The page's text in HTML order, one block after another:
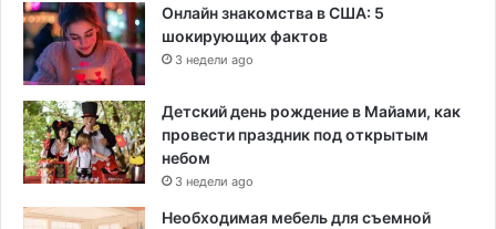
Онлайн знакомства в США: 5
шокирующих фактов
3 недели ago
Детский день рождение в Майами, как
провести праздник под открытым
небом
3 недели ago
Необходимая мебель для съемной